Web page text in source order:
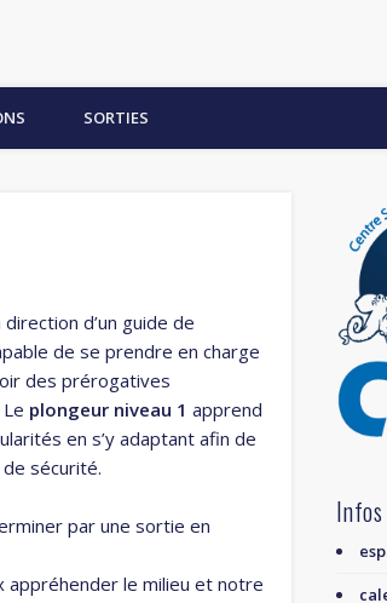
SORTIES
d’un guide de
de se prendre en charge
des prérogatives
plongeur niveau 1 apprend
en s’y adaptant afin de
sécurité.
par une sortie en
appréhender le milieu et notre